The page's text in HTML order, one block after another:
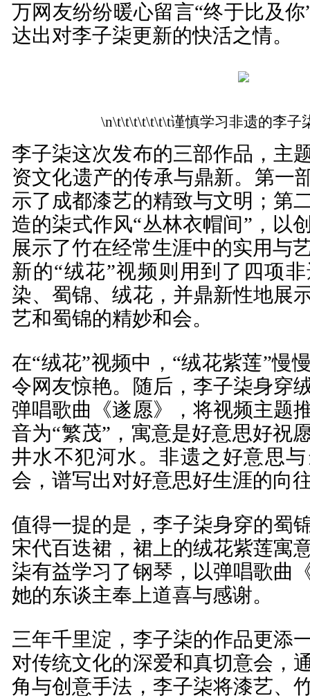
万网友纷纷暖心留言“终于比及你
达出对李子柒更新的快活之情。
\n\t\t\t\t\t\t\t谨慎学习非遗的李子
李子柒这次发布的三部作品，主
资文化遗产的传承与鼎新。第一
示了成都漆艺的精致与文明；第
造的柒式作风“丛林衣帽间”，以
展示了竹在经常生涯中的实用与
新的“绒花”视频则用到了四项
染、蜀锦、绒花，并鼎新性地展
艺和蜀锦的精妙和会。
在“绒花”视频中，“绒花紫莲”慢
令网友惊艳。随后，李子柒身穿
弹唱歌曲《遂愿》，将视频主题
音为“繁茂”，寓意是好意思好祝
井水不犯河水。非遗之好意思
会，谱写出对好意思好生涯的向
值得一提的是，李子柒身穿的蜀
宋代百迭裙，裙上的绒花紫莲寓
柒有益学习了钢琴，以弹唱歌曲
她的东谈主奉上道喜与感谢。
三年千里淀，李子柒的作品更添
对传统文化的深爱和真切意会，
角与创意手法，李子柒将漆艺、